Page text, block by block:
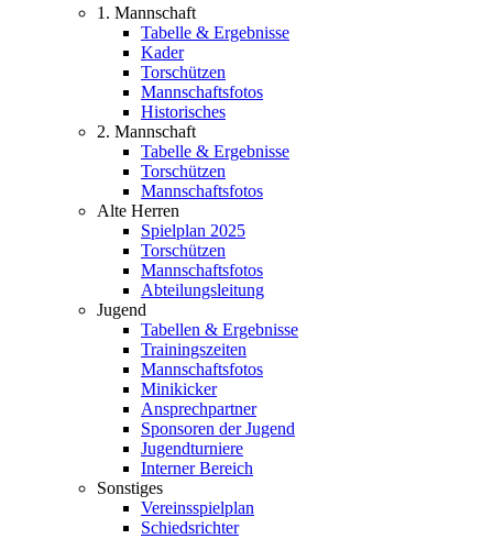
1. Mannschaft
Tabelle & Ergebnisse
Kader
Torschützen
Mannschaftsfotos
Historisches
2. Mannschaft
Tabelle & Ergebnisse
Torschützen
Mannschaftsfotos
Alte Herren
Spielplan 2025
Torschützen
Mannschaftsfotos
Abteilungsleitung
Jugend
Tabellen & Ergebnisse
Trainingszeiten
Mannschaftsfotos
Minikicker
Ansprechpartner
Sponsoren der Jugend
Jugendturniere
Interner Bereich
Sonstiges
Vereinsspielplan
Schiedsrichter